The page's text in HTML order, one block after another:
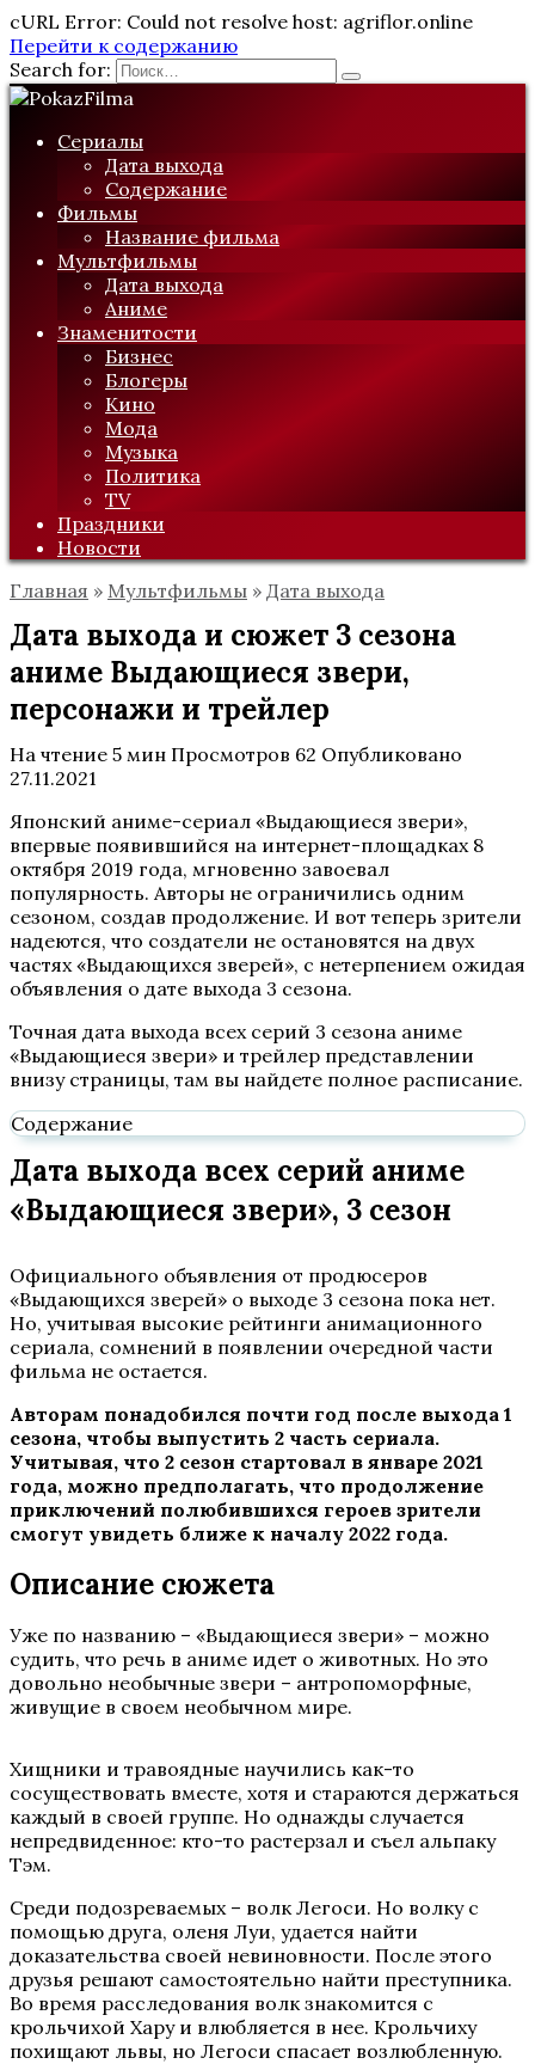
cURL Error: Could not resolve host: agriflor.online
Перейти к содержанию
Search for:
Сериалы
Дата выхода
Содержание
Фильмы
Название фильма
Мультфильмы
Дата выхода
Аниме
Знаменитости
Бизнес
Блогеры
Кино
Мода
Музыка
Политика
TV
Праздники
Новости
Главная » Мультфильмы » Дата выхода
Дата выхода и сюжет 3 сезона
аниме Выдающиеся звери,
персонажи и трейлер
На чтение 5 мин Просмотров 62 Опубликовано
27.11.2021
Японский аниме-сериал «Выдающиеся звери»,
впервые появившийся на интернет-площадках 8
октября 2019 года, мгновенно завоевал
популярность. Авторы не ограничились одним
сезоном, создав продолжение. И вот теперь зрители
надеются, что создатели не остановятся на двух
частях «Выдающихся зверей», с нетерпением ожидая
объявления о дате выхода 3 сезона.
Точная дата выхода всех серий 3 сезона аниме
«Выдающиеся звери» и трейлер представлении
внизу страницы, там вы найдете полное расписание.
Содержание
Дата выхода всех серий аниме
«Выдающиеся звери», 3 сезон
Официального объявления от продюсеров
«Выдающихся зверей» о выходе 3 сезона пока нет.
Но, учитывая высокие рейтинги анимационного
сериала, сомнений в появлении очередной части
фильма не остается.
Авторам понадобился почти год после выхода 1
сезона, чтобы выпустить 2 часть сериала.
Учитывая, что 2 сезон стартовал в январе 2021
года, можно предполагать, что продолжение
приключений полюбившихся героев зрители
смогут увидеть ближе к началу 2022 года.
Описание сюжета
Уже по названию – «Выдающиеся звери» – можно
судить, что речь в аниме идет о животных. Но это
довольно необычные звери – антропоморфные,
живущие в своем необычном мире.
Хищники и травоядные научились как-то
сосуществовать вместе, хотя и стараются держаться
каждый в своей группе. Но однажды случается
непредвиденное: кто-то растерзал и съел альпаку
Тэм.
Среди подозреваемых – волк Легоси. Но волку с
помощью друга, оленя Луи, удается найти
доказательства своей невиновности. После этого
друзья решают самостоятельно найти преступника.
Во время расследования волк знакомится с
крольчихой Хару и влюбляется в нее. Крольчиху
похищают львы, но Легоси спасает возлюбленную.